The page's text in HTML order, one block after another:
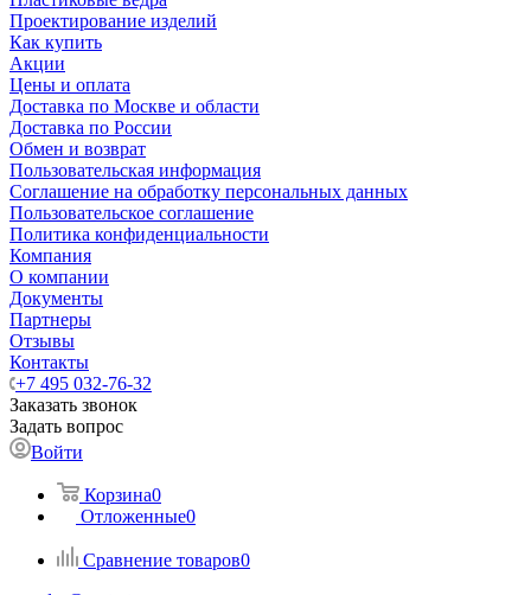
Проектирование изделий
Как купить
Акции
Цены и оплата
Доставка по Москве и области
Доставка по России
Обмен и возврат
Пользовательская информация
Соглашение на обработку персональных данных
Пользовательское соглашение
Политика конфиденциальности
Компания
О компании
Документы
Партнеры
Отзывы
Контакты
+7 495 032-76-32
Заказать звонок
Задать вопрос
Войти
Корзина0
Отложенные0
Сравнение товаров0